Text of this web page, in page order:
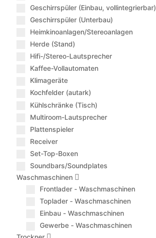
Geschirrspüler (Einbau, vollintegrierbar)
Geschirrspüler (Unterbau)
Heimkinoanlagen/Stereoanlagen
Herde (Stand)
Hifi-/Stereo-Lautsprecher
Kaffee-Vollautomaten
Klimageräte
Kochfelder (autark)
Kühlschränke (Tisch)
Multiroom-Lautsprecher
Plattenspieler
Receiver
Set-Top-Boxen
Soundbars/Soundplates
Waschmaschinen
Frontlader - Waschmaschinen
Toplader - Waschmaschinen
Einbau - Waschmaschinen
Gewerbe - Waschmaschinen